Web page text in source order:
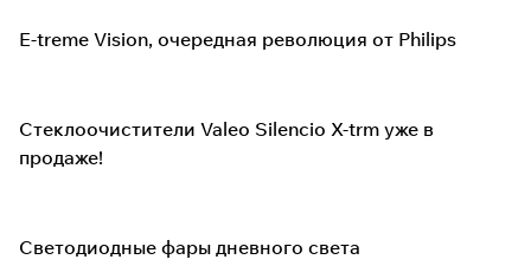
E-treme Vision, очередная революция от Philips
Стеклоочистители Valeo Silencio X-trm уже в
продаже!
Светодиодные фары дневного света